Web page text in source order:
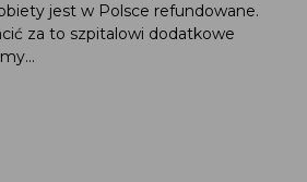
jest w Polsce refundowane.
za to szpitalowi dodatkowe